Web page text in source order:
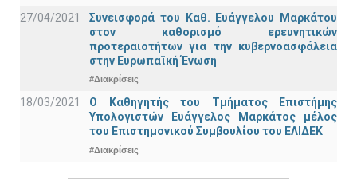
27/04/2021
Συνεισφορά του Καθ. Ευάγγελου Μαρκάτου
στον καθορισμό ερευνητικών
προτεραιοτήτων για την κυβερνοασφάλεια
στην Ευρωπαϊκή Ένωση
#Διακρίσεις
18/03/2021
Ο Καθηγητής του Τμήματος Επιστήμης
Υπολογιστών Ευάγγελος Μαρκάτος μέλος
του Επιστημονικού Συμβουλίου του ΕΛΙΔΕΚ
#Διακρίσεις